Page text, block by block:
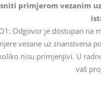
primjerom vezanim
Odgovor je dostupan na
vezane uz znanstvena
nisu primjenjivi. U
vaš